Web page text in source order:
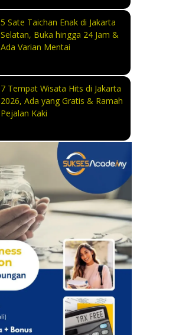
5 Sate Taichan Enak di Jakarta
Selatan, Buka hingga 24 Jam &
Ada Varian Mentai
7 Tempat Wisata Hits di Jakarta
2026, Ada yang Gratis & Ramah
Pejalan Kaki